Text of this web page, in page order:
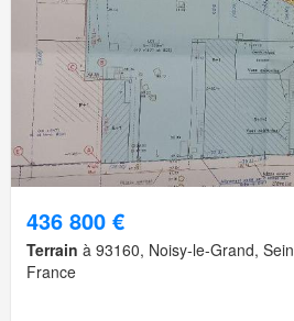
436 800 €
Terrain à 93160, Noisy-le-Grand,
France